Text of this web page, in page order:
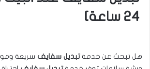
24 ساعة]
هل تبحث عن خدمةتبديل سفايف سريعة